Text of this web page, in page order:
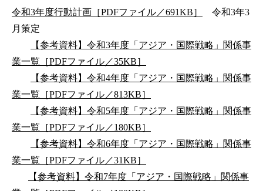
令和3年度行動計画［PDFファイル／691KB］
令和3年3
月策定
【参考資料】令和3年度「アジア・国際戦略」関係事
業一覧［PDFファイル／35KB］
【参考資料】令和4年度「アジア・国際戦略」関係事
業一覧［PDFファイル／813KB］
【参考資料】令和5年度「アジア・国際戦略」関係事
業一覧［PDFファイル／180KB］
【参考資料】令和6年度「アジア・国際戦略」関係事
業一覧［PDFファイル／31KB］
【参考資料】令和7年度「アジア・国際戦略」関係事